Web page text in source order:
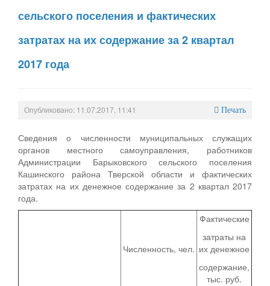
сельского поселения и фактических
затратах на их содержание за 2 квартал
2017 года
Опубликовано: 11.07.2017, 11:41 Печать
Сведения о численности муниципальных служащих
органов местного самоуправления, работников
Администрации Барыковского сельского поселения
Кашинского района Тверской области и фактических
затратах на их денежное содержание за 2 квартал 2017
года.
Численность, чел.
Фактические
затраты на
их денежное
содержание,
тыс. руб.